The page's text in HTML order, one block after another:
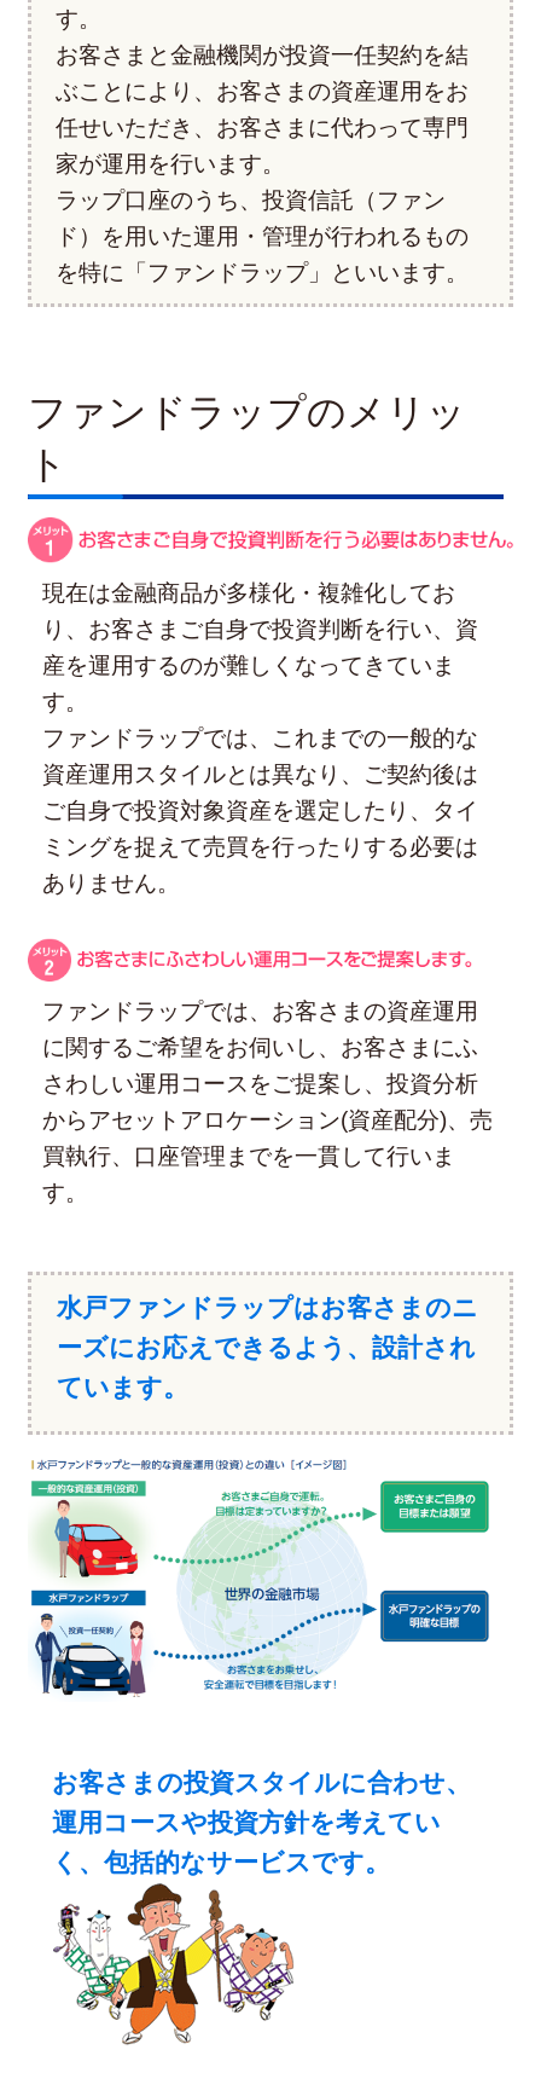
す。
お客さまと金融機関が投資一任契約を結
ぶことにより、お客さまの資産運用をお
任せいただき、お客さまに代わって専門
家が運用を行います。
ラップ口座のうち、投資信託（ファン
ド）を用いた運用・管理が行われるもの
を特に「ファンドラップ」といいます。
ファンドラップのメリッ
ト
現在は金融商品が多様化・複雑化してお
り、お客さまご自身で投資判断を行い、資
産を運用するのが難しくなってきていま
す。
ファンドラップでは、これまでの一般的な
資産運用スタイルとは異なり、ご契約後は
ご自身で投資対象資産を選定したり、タイ
ミングを捉えて売買を行ったりする必要は
ありません。
ファンドラップでは、お客さまの資産運用
に関するご希望をお伺いし、お客さまにふ
さわしい運用コースをご提案し、投資分析
からアセットアロケーション(資産配分)、売
買執行、口座管理までを一貫して行いま
す。
水戸ファンドラップはお客さまのニ
ーズにお応えできるよう、設計され
ています。
お客さまの投資スタイルに合わせ、
運用コースや投資方針を考えてい
く、包括的なサービスです。